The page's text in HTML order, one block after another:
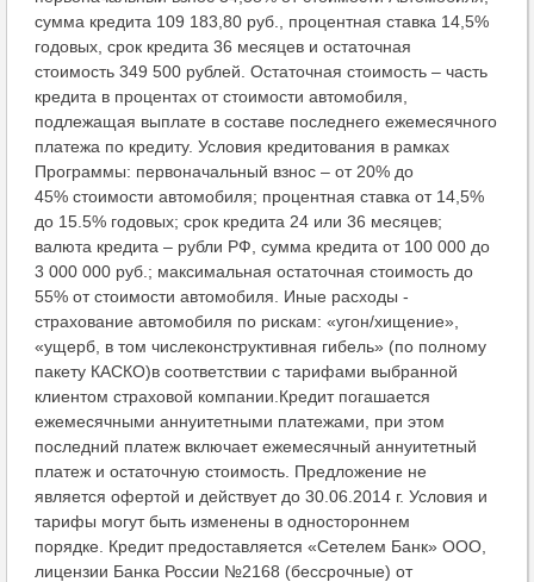
сумма кредита 109 183,80 руб., процентная ставка 14,5%
годовых, срок кредита 36 месяцев и остаточная
стоимость 349 500 рублей. Остаточная стоимость – часть
кредита в процентах от стоимости автомобиля,
подлежащая выплате в составе последнего ежемесячного
платежа по кредиту. Условия кредитования в рамках
Программы: первоначальный взнос – от 20% до
45% стоимости автомобиля; процентная ставка от 14,5%
до 15.5% годовых; срок кредита 24 или 36 месяцев;
валюта кредита – рубли РФ, сумма кредита от 100 000 до
3 000 000 руб.; максимальная остаточная стоимость до
55% от стоимости автомобиля. Иные расходы -
страхование автомобиля по рискам: «угон/хищение»,
«ущерб, в том числеконструктивная гибель» (по полному
пакету КАСКО)в соответствии с тарифами выбранной
клиентом страховой компании.Кредит погашается
ежемесячными аннуитетными платежами, при этом
последний платеж включает ежемесячный аннуитетный
платеж и остаточную стоимость. Предложение не
является офертой и действует до 30.06.2014 г. Условия и
тарифы могут быть изменены в одностороннем
порядке. Кредит предоставляется «Сетелем Банк» ООО,
лицензии Банка России №2168 (бессрочные) от